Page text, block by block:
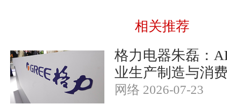
相关推荐
格力电器朱磊：
业生产制造与消
网络 2026-07-23